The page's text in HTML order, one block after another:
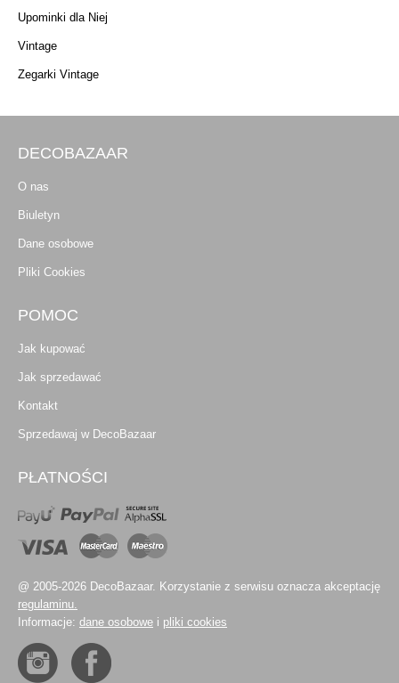
Upominki dla Niej
Vintage
Zegarki Vintage
DECOBAZAAR
O nas
Biuletyn
Dane osobowe
Pliki Cookies
POMOC
Jak kupować
Jak sprzedawać
Kontakt
Sprzedawaj w DecoBazaar
PŁATNOŚCI
@ 2005-2026 DecoBazaar. Korzystanie z serwisu oznacza akceptację
regulaminu.
Informacje: dane osobowe i pliki cookies